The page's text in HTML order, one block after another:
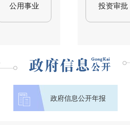
公用事业 住房保障投资审批
政府信息公开年报